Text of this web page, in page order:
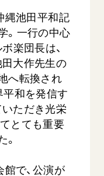
すべて見る
縄池田平和記
。一行の中心
楽団長は、
大作先生の
へ転換され
平和を発信す
ただき光栄
とても重要
。
館で、公演が